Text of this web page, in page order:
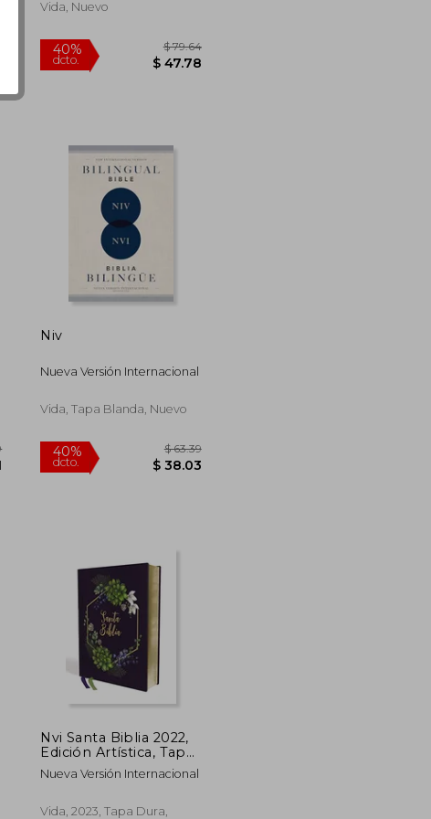
$ 57.14
$ 34.28
Vida, Nuevo
40%
dcto.
$ 36.51
Niv
Nueva Versión Internacional
Vida, Tapa Blanda, Nuevo
40%
dcto.
Nvi Santa Biblia 2022,
Edición Artística, Tapa
Dura
Nueva Versión Internacional
Vida, 2023, Tapa Dura,